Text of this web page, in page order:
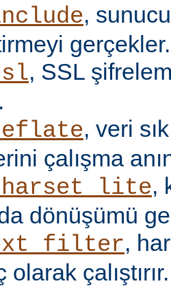
,
gerçekler.
, SSL
, veri
çalışma
,
dönüşümü
,
çalıştırır.